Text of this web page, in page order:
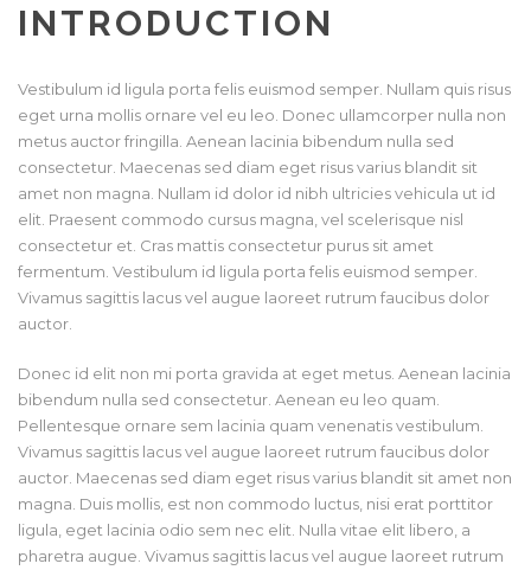
INTRODUCTION
Vestibulum id ligula porta felis euismod semper. Nullam quis risus
eget urna mollis ornare vel eu leo. Donec ullamcorper nulla non
metus auctor fringilla. Aenean lacinia bibendum nulla sed
consectetur. Maecenas sed diam eget risus varius blandit sit
amet non magna. Nullam id dolor id nibh ultricies vehicula ut id
elit. Praesent commodo cursus magna, vel scelerisque nisl
consectetur et. Cras mattis consectetur purus sit amet
fermentum. Vestibulum id ligula porta felis euismod semper.
Vivamus sagittis lacus vel augue laoreet rutrum faucibus dolor
auctor.
Donec id elit non mi porta gravida at eget metus. Aenean lacinia
bibendum nulla sed consectetur. Aenean eu leo quam.
Pellentesque ornare sem lacinia quam venenatis vestibulum.
Vivamus sagittis lacus vel augue laoreet rutrum faucibus dolor
auctor. Maecenas sed diam eget risus varius blandit sit amet non
magna. Duis mollis, est non commodo luctus, nisi erat porttitor
ligula, eget lacinia odio sem nec elit. Nulla vitae elit libero, a
pharetra augue. Vivamus sagittis lacus vel augue laoreet rutrum